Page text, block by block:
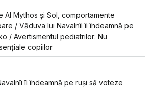
AI Mythos și Sol, comportamente
/ Văduva lui Navalnîi îi îndeamnă pe
/ Avertismentul pediatrilor: Nu
copiilor
îi îndeamnă pe ruși să voteze